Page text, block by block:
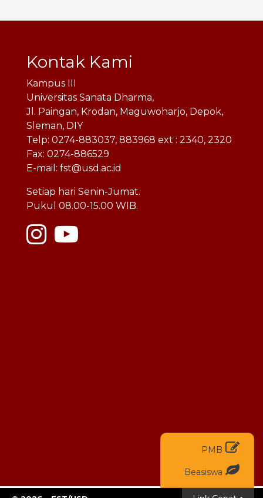
Kontak Kami
Kampus III
Universitas Sanata Dharma,
Jl. Paingan, Krodan, Maguwoharjo, Depok,
Sleman, DIY
Telp: 0274-883037, 883968 ext : 2340, 2320
Fax: 0274-886529
E-mail: fst@usd.ac.id
Setiap hari Senin-Jumat.
Pukul 08.00-15.00 WIB.
PMB
Beasiswa